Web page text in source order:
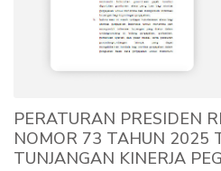
PERATURAN PRESIDEN
NOMOR 73 TAHUN 2025
TUNJANGAN KINERJA